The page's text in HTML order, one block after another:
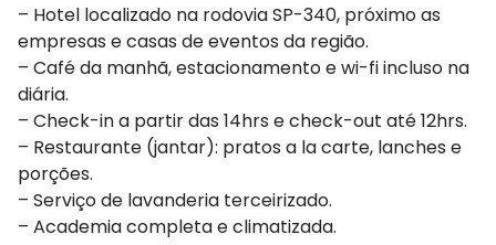
– Hotel localizado na rodovia SP-340, próximo as
empresas e casas de eventos da região.
– Café da manhã, estacionamento e wi-fi incluso na
diária.
– Check-in a partir das 14hrs e check-out até 12hrs.
– Restaurante (jantar): pratos a la carte, lanches e
porções.
– Serviço de lavanderia terceirizado.
– Academia completa e climatizada.